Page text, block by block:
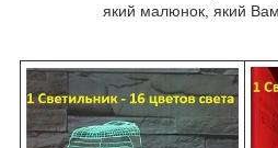
який малюнок, який